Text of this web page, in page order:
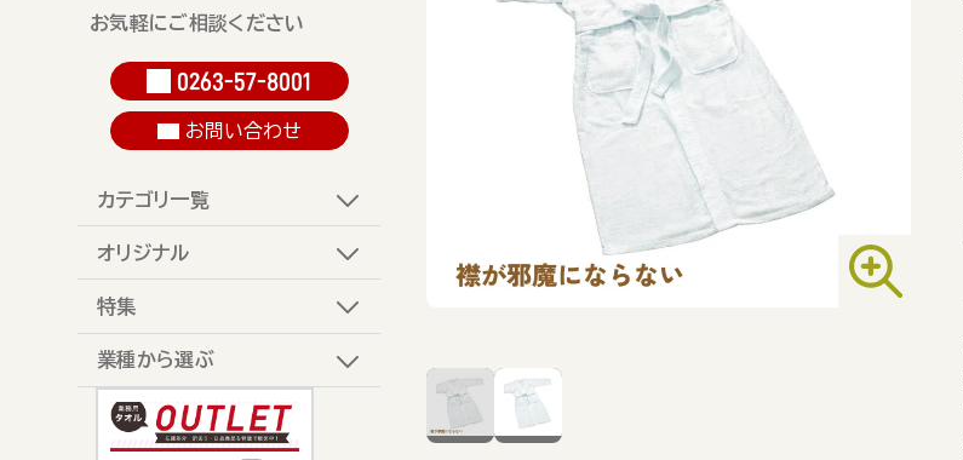
お気軽にご相談ください
0263-57-8001
お問い合わせ
カテゴリ一覧
オリジナル
特集
業種から選ぶ